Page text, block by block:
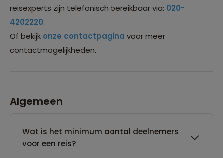
reisexperts zijn telefonisch bereikbaar via: 020-
4202220.
Of bekijk onze contactpagina voor meer
contactmogelijkheden.
Algemeen
Wat is het minimum aantal deelnemers
voor een reis?